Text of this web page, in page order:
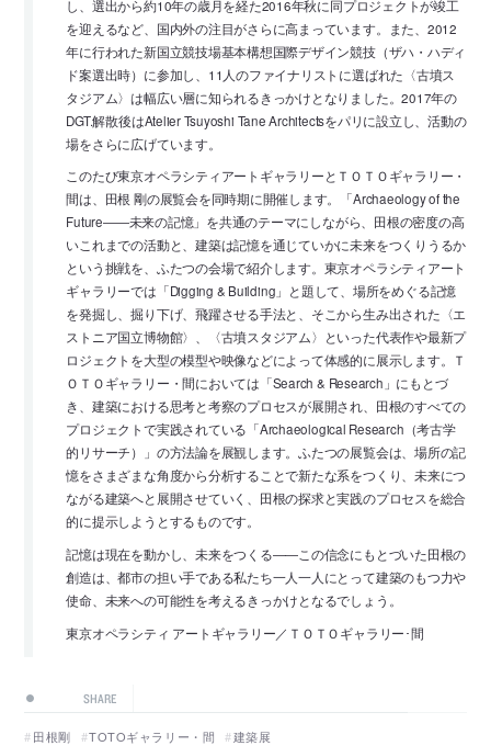
し、選出から約10年の歳月を経た2016年秋に同プロジェクトが竣工
を迎えるなど、国内外の注目がさらに高まっています。また、2012
年に行われた新国立競技場基本構想国際デザイン競技（ザハ・ハディ
ド案選出時）に参加し、11人のファイナリストに選ばれた〈古墳ス
タジアム〉は幅広い層に知られるきっかけとなりました。2017年の
DGT.解散後はAtelier Tsuyoshi Tane Architectsをパリに設立し、活動の
場をさらに広げています。
このたび東京オペラシティアートギャラリーとＴＯＴＯギャラリー・
間は、田根 剛の展覧会を同時期に開催します。「Archaeology of the
Future――未来の記憶」を共通のテーマにしながら、田根の密度の高
いこれまでの活動と、建築は記憶を通じていかに未来をつくりうるか
という挑戦を、ふたつの会場で紹介します。東京オペラシティアート
ギャラリーでは「Digging & Building」と題して、場所をめぐる記憶
を発掘し、掘り下げ、飛躍させる手法と、そこから生み出された〈エ
ストニア国立博物館〉、〈古墳スタジアム〉といった代表作や最新プ
ロジェクトを大型の模型や映像などによって体感的に展示します。Ｔ
ＯＴＯギャラリー・間においては「Search & Research」にもとづ
き、建築における思考と考察のプロセスが展開され、田根のすべての
プロジェクトで実践されている「Archaeological Research（考古学
的リサーチ）」の方法論を展観します。ふたつの展覧会は、場所の記
憶をさまざまな角度から分析することで新たな系をつくり、未来につ
ながる建築へと展開させていく、田根の探求と実践のプロセスを総合
的に提示しようとするものです。
記憶は現在を動かし、未来をつくる――この信念にもとづいた田根の
創造は、都市の担い手である私たち一人一人にとって建築のもつ力や
使命、未来への可能性を考えるきっかけとなるでしょう。
東京オペラシティ アートギャラリー／ＴＯＴＯギャラリー･間
SHARE
田根剛 TOTOギャラリー・間 建築展